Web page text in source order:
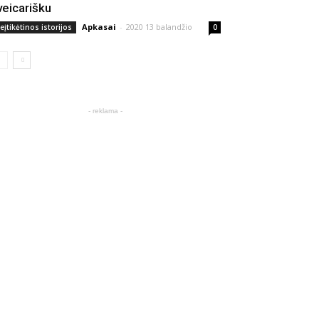
istorijos Apkasai - 2020 13 balandžio 0
- reklama -